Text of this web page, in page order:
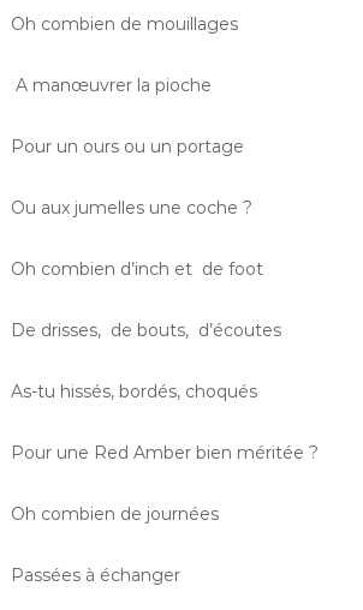
Oh combien de mouillages
A manœuvrer la pioche
Pour un ours ou un portage
Ou aux jumelles une coche ?
Oh combien d’inch et de foot
De drisses, de bouts, d’écoutes
As-tu hissés, bordés, choqués
Pour une Red Amber bien méritée ?
Oh combien de journées
Passées à échanger